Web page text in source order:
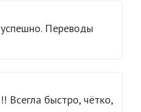
Переводы
Всегла быстро, чётко,